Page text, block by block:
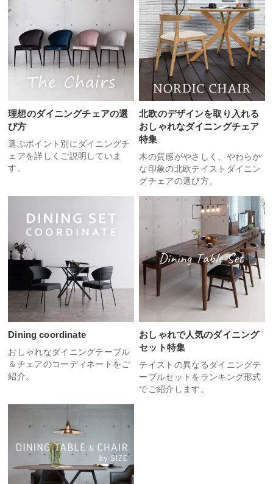
理想のダイニングチェアの選
び方
選ぶポイント別にダイニングチ
ェアを詳しくご説明していま
す。
北欧のデザインを取り入れる
おしゃれなダイニングチェア
特集
木の質感がやさしく、やわらか
な印象の北欧テイストダイニン
グチェアの選び方。
Dining coordinate
おしゃれなダイニングテーブル
＆チェアのコーディネートをご
紹介。
おしゃれで人気のダイニング
セット特集
テイストの異なるダイニングテ
ーブルセットをランキング形式
でご紹介します。